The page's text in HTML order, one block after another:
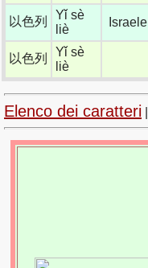
以色列
Yǐ sè
liè
Israele
以色列
Yǐ sè
liè
Elenco dei caratteri